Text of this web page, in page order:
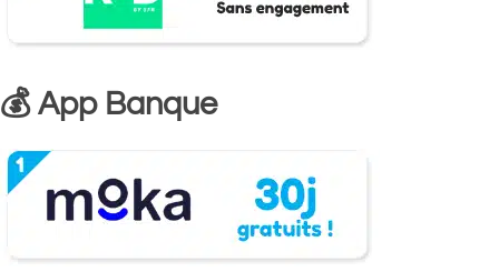
💰 App Banque